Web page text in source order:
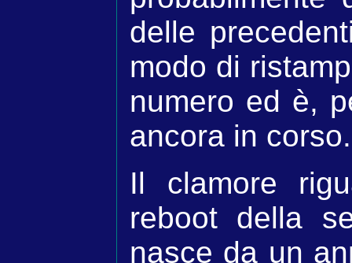
delle
modo di
numero ed è,
ancora in corso.
Il clamore
reboot della
nasce da un